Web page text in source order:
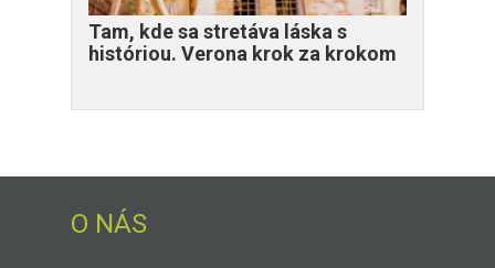
Tam, kde sa stretáva láska s
históriou. Verona krok za krokom
O NÁS